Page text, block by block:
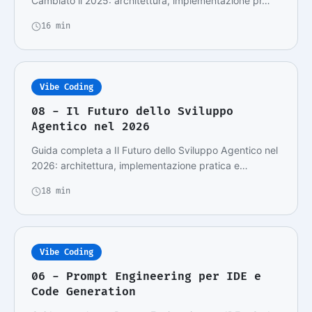
16 min
Vibe Coding
08 - Il Futuro dello Sviluppo
Agentico nel 2026
Guida completa a Il Futuro dello Sviluppo Agentico nel
2026: architettura, implementazione pratica e…
18 min
Vibe Coding
06 - Prompt Engineering per IDE e
Code Generation